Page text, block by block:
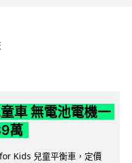
車 無電池電機一
萬
Kids 兒童平衡車，定價